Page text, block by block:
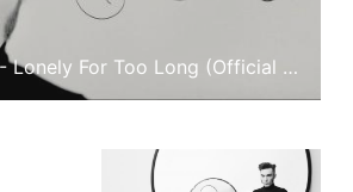
Pepper White - Lonely For Too Long (Official Video)